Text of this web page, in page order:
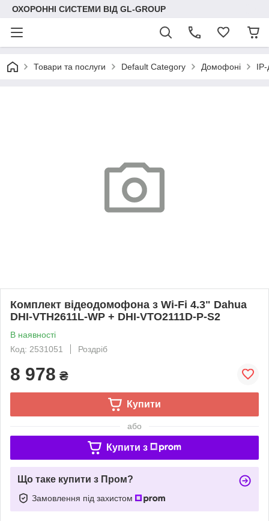
ОХОРОННІ СИСТЕМИ ВІД GL-GROUP
Товари та послуги Default Category Домофоні
Комплект відеодомофона з Wi-Fi 4.3" Dahua
DHI-VTH2611L-WP + DHI-VTO2111D-P-S2
В наявності
Код: 2531051
Роздріб
8 978 ₴
Купити
або
Купити з
Що таке купити з Пром?
Замовлення під захистом